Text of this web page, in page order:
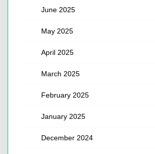
June 2025
May 2025
April 2025
March 2025
February 2025
January 2025
December 2024